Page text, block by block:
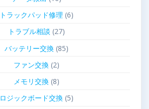
トラックパッド修理 (6)
トラブル相談 (27)
バッテリー交換(85)
ファン交換(2)
メモリ交換(8)
ロジックボード交換(5)